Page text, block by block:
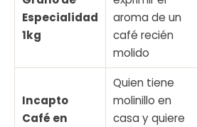
Especialidad
1kg
aroma de un
café recién
molido
Incapto
Café en
Quien tiene
molinillo en
casa y quiere